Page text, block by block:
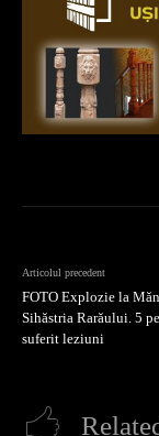
Articolul precedent
FOTO Explozie la
Sihăstria Rarăului. 5
suferit leziuni